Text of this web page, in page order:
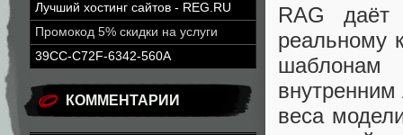
Лучший хостинг сайтов - REG.RU
Промокод 5% скидки на услуги
39CC-C72F-6342-560A
КОММЕНТАРИИ
RAG даёт
реальному
шаблонам
веса